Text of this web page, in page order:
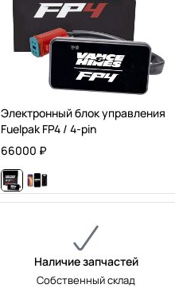
Электронный блок управления
Fuelpak FP4 / 4-pin
66000 ₽
Наличие запчастей
Собственный склад